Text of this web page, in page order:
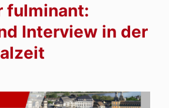
fulminant:
Interview in der